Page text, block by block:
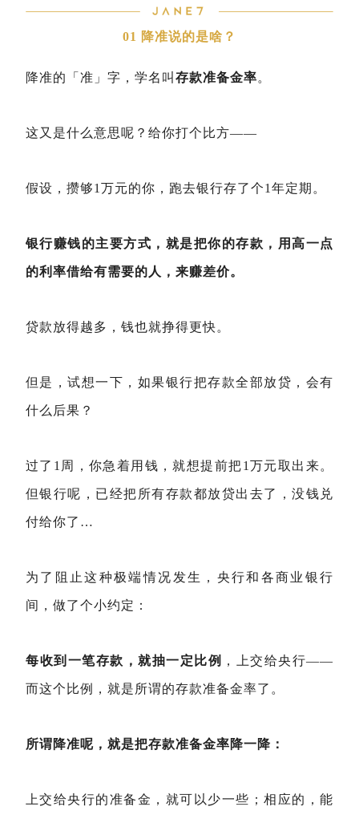
01 降准说的是啥？
降准的「准」字，学名叫 存款准备金率。
这又是什么意思呢？给你打个比方——
假设，攒够1万元的你，跑去银行存了个1年定期。
银行赚钱的主要方式，就是把你的存款，用高一点
的利率借给有需要的人，来赚差价。
贷款放得越多，钱也就挣得更快。
但是，试想一下，如果银行把存款全部放贷，会有
什么后果？
过了1周，你急着用钱，就想提前把1万元取出来。
但银行呢，已经把所有存款都放贷出去了，没钱兑
付给你了…
为了阻止这种极端情况发生，央行和各商业银行
间，做了个小约定：
每收到一笔存款，就抽一定比例 ，上交给央行——
而这个比例，就是所谓的存款准备金率了。
所谓降准呢，就是把存款准备金率降一降：
上交给央行的准备金，就可以少一些；相应的，能